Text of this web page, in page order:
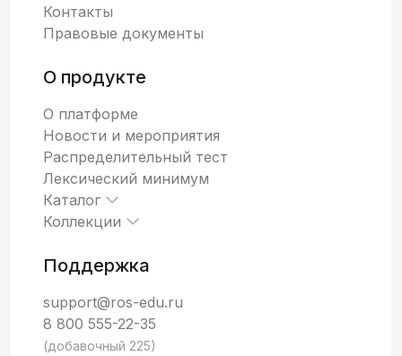
Контакты
Правовые документы
О продукте
О платформе
Новости и мероприятия
Распределительный тест
Лексический минимум
Каталог
Коллекции
Поддержка
support@ros-edu.ru
8 800 555-22-35
(добавочный 225)